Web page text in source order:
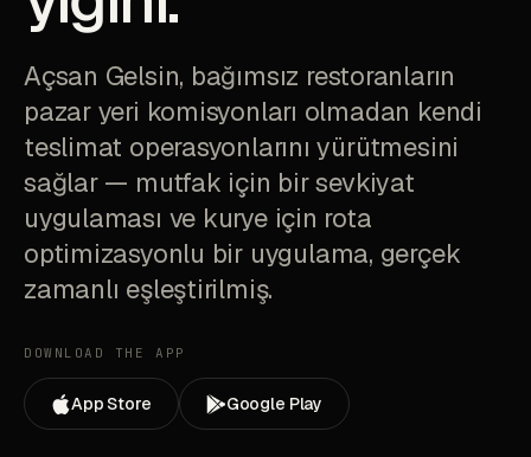
Açsan Gelsin, bağımsız restoranların
pazar yeri komisyonları olmadan kendi
teslimat operasyonlarını yürütmesini
sağlar — mutfak için bir sevkiyat
uygulaması ve kurye için rota
optimizasyonlu bir uygulama, gerçek
zamanlı eşleştirilmiş.
DOWNLOAD THE APP
App Store Google Play